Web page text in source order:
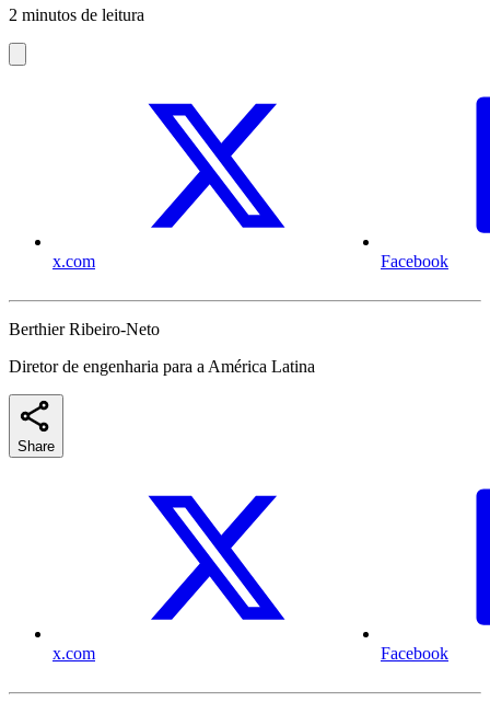
2 minutos de leitura
x.com Facebook
Berthier Ribeiro-Neto
Diretor de engenharia para a América Latina
Share
x.com Facebook